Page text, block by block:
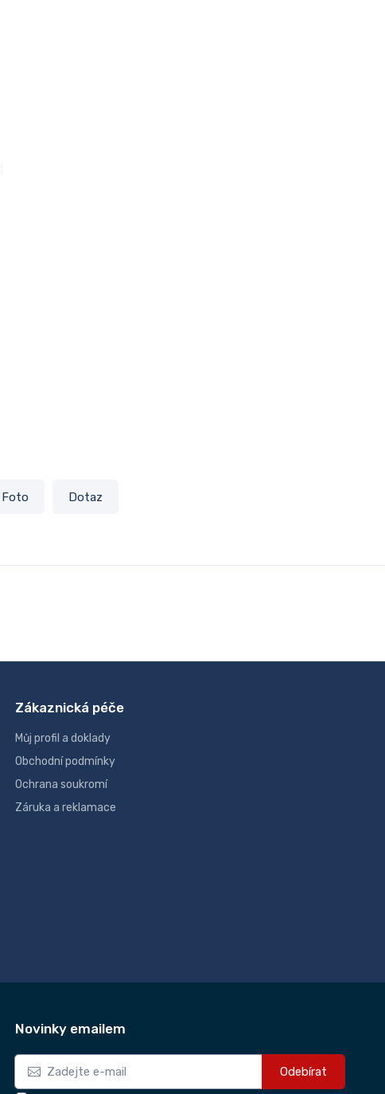
Foto Dotaz
Zákaznická péče
Můj profil a doklady
Obchodní podmínky
Ochrana soukromí
Záruka a reklamace
Novinky emailem
Odebírat